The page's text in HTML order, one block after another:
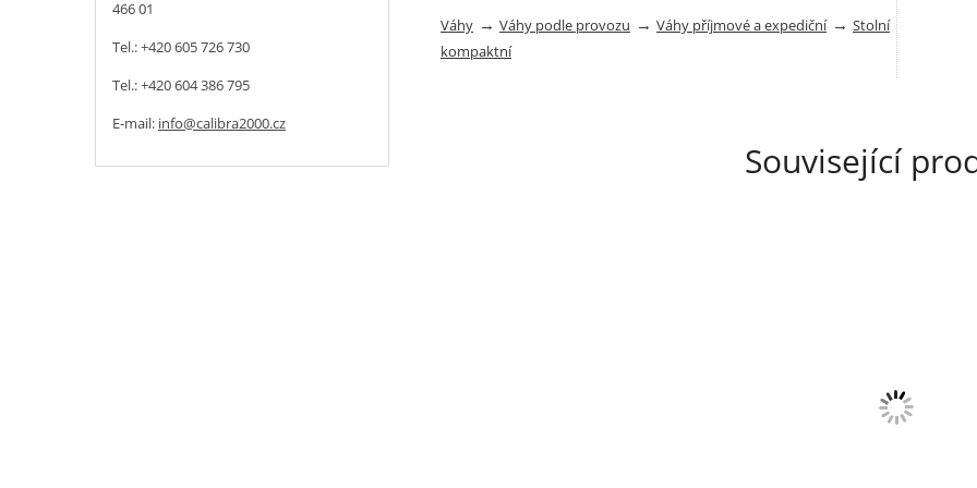
Váhy → Váhy podle provozu → Váhy příjmové a expediční → Stolní
kompaktní
Související
466 01
Tel.: +420 605 726 730
Tel.: +420 604 386 795
E-mail: info@calibra2000.cz